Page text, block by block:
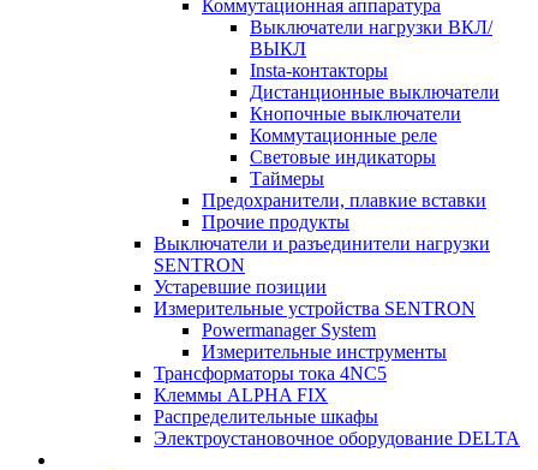
Коммутационная аппаратура
Выключатели нагрузки ВКЛ/
ВЫКЛ
Insta-контакторы
Дистанционные выключатели
Кнопочные выключатели
Коммутационные реле
Световые индикаторы
Таймеры
Предохранители, плавкие вставки
Прочие продукты
Выключатели и разъединители нагрузки
SENTRON
Устаревшие позиции
Измерительные устройства SENTRON
Powermanager System
Измерительные инструменты
Трансформаторы тока 4NC5
Клеммы ALPHA FIX
Распределительные шкафы
Электроустановочное оборудование DELTA